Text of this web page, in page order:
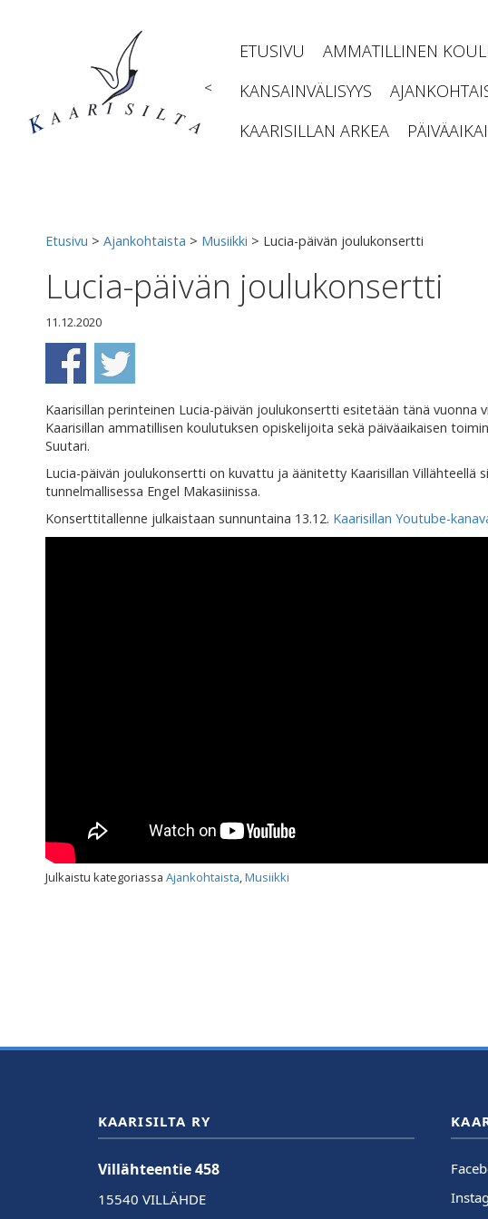
<
ETUSIVU AMMATILLINEN
KANSAINVÄLISYYS
KAARISILLAN ARKEA
Etusivu > Ajankohtaista > Musiikki > Lucia-päivän joulukonsertti
Lucia-päivän joulukonsertti
11.12.2020
Kaarisillan perinteinen Lucia-päivän joulukonsertti esitetään tänä vuonna
Kaarisillan ammatillisen koulutuksen opiskelijoita sekä päiväaikaisen
Suutari.
Lucia-päivän joulukonsertti on kuvattu ja äänitetty Kaarisillan Villähteellä
tunnelmallisessa Engel Makasiinissa.
Konserttitallenne julkaistaan sunnuntaina 13.12. Kaarisillan Youtube-
Julkaistu kategoriassa Ajankohtaista,Musiikki
KAARISILTA RY
Villähteentie 458
15540 VILLÄHDE